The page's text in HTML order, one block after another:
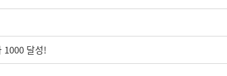
1000 달성!